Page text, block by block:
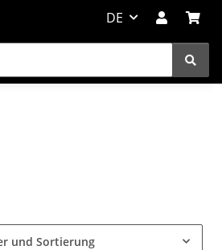
DE
und Sortierung